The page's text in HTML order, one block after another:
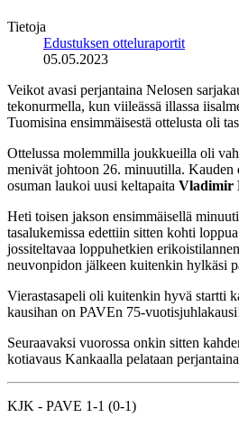
Tietoja
Edustuksen otteluraportit
05.05.2023
Veikot avasi perjantaina Nelosen
tekonurmella, kun viileässä illassa
Tuomisina ensimmäisestä ottelusta oli
Ottelussa molemmilla joukkueilla oli
menivät johtoon 26. minuutilla. Kauden
osuman laukoi uusi keltapaita Vladimir
Heti toisen jakson ensimmäisellä
tasalukemissa edettiin sitten kohti
jossiteltavaa loppuhetkien
neuvonpidon jälkeen kuitenkin hylkäsi
Vierastasapeli oli kuitenkin hyvä startti
kausihan on PAVEn 75-
Seuraavaksi vuorossa onkin sitten
kotiavaus Kankaalla pelataan
KJK - PAVE 1-1 (0-1)